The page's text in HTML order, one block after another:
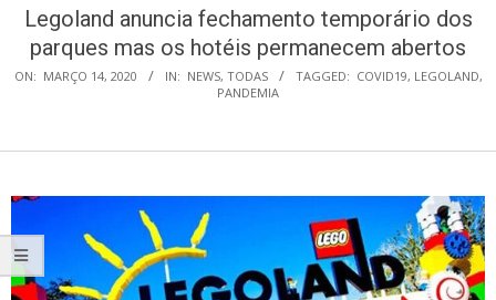
Legoland anuncia fechamento temporário dos
parques mas os hotéis permanecem abertos
ON: MARÇO 14, 2020 IN: NEWS, TODAS TAGGED: COVID19, LEGOLAND,
PANDEMIA